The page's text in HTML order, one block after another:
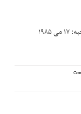
روایت‌کننده: آقای مصطفی لنکرانی تاریخ مصاحبه: ۱۷ می ۱۹۸۵